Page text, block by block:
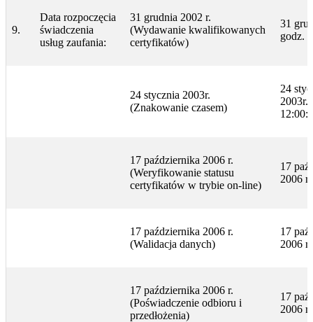
9.
Data rozpoczęcia
świadczenia
usług zaufania:
31 grudnia 2002 r.
(Wydawanie kwalifikowanych
certyfikatów)
31
godz.
24 stycznia 2003r.
(Znakowanie czasem)
24
17 października 2006 r.
(Weryfikowanie statusu
certyfikatów w trybie on-line)
17
2006
17 października 2006 r.
(Walidacja danych)
17
2006
17 października 2006 r.
(Poświadczenie odbioru i
przedłożenia)
17
2006